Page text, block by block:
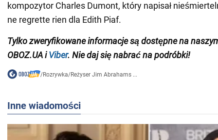
kompozytor Charles Dumont, który napisał
ne regrette rien dla Edith Piaf.
Tylkozweryfikowane informacje są dostępne na
OBOZ.UA iViber. Nie daj się nabrać na podróbki!
/Rozrywka/Reżyser Jim Abrahams ...
Inne wiadomości